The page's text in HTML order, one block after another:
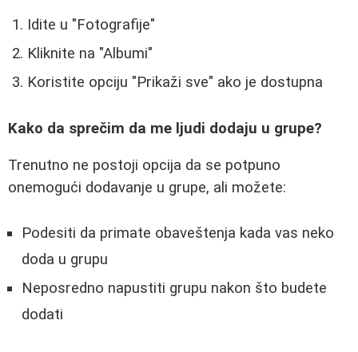
Idite u "Fotografije"
Kliknite na "Albumi"
Koristite opciju "Prikaži sve" ako je dostupna
Kako da sprečim da me ljudi dodaju u grupe?
Trenutno ne postoji opcija da se potpuno
onemogući dodavanje u grupe, ali možete:
Podesiti da primate obaveštenja kada vas neko
doda u grupu
Neposredno napustiti grupu nakon što budete
dodati